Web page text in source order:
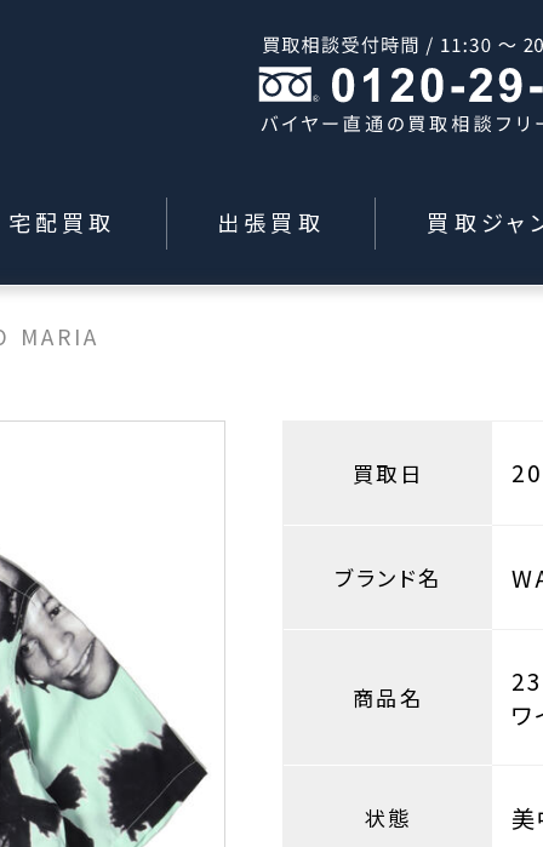
宅配買取 出張買取 買取ジャ
MARIA
買取日
ブランド名
商品名
状態